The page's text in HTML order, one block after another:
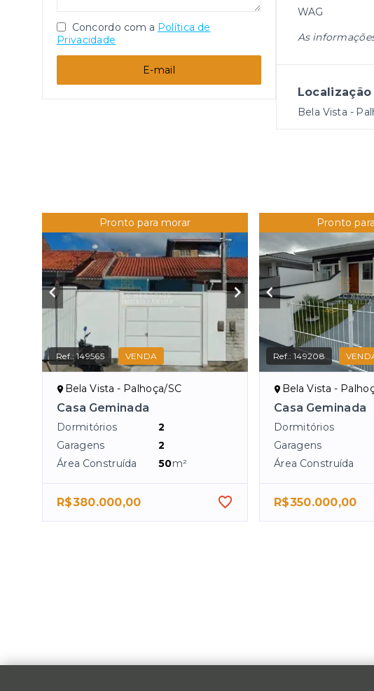
WAG
As
Localização
Bela Vista -
Concordo com a Política de
Privacidade
E-mail
Pronto para morar
Ref.:149565 VENDA
Bela Vista - Palhoça/SC
Casa Geminada
Dormitórios
2
Garagens
2
Área Construída
50m²
R$380.000,00
Pronto
Ref.:149208
Bela Vista -
Casa Geminada
Dormitórios
Garagens
Área Construída
R$350.000,00